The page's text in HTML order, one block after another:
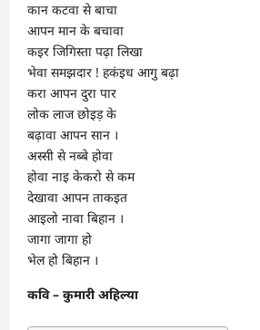
कान कटवा से बाचा
आपन मान के बचावा
कइर जिगिस्ता पढ़ा लिखा
भेवा समझदार ! हकंइध आगु बढ़ा
करा आपन दुरा पार
लोक लाज छोइड़ के
बढ़ावा आपन सान ।
अस्सी से नब्बे होवा
होवा नाइ केकरो से कम
देखावा आपन ताकइत
आइलो नावा बिहान ।
जागा जागा हो
भेल हो बिहान ।
कवि – कुमारी अहिल्या